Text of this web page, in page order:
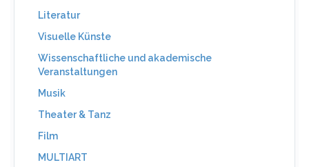
Literatur
Visuelle Künste
Wissenschaftliche und akademische
Veranstaltungen
Musik
Theater & Tanz
Film
MULTIART